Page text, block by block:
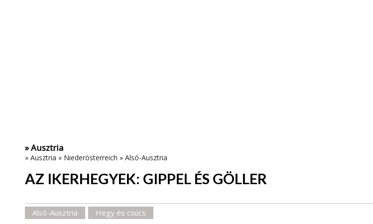
» Ausztria
» Ausztria » Niederösterreich » Alsó-Ausztria
AZ IKERHEGYEK: GIPPEL ÉS GÖLLER
Alsó-Ausztria Hegy és csúcs